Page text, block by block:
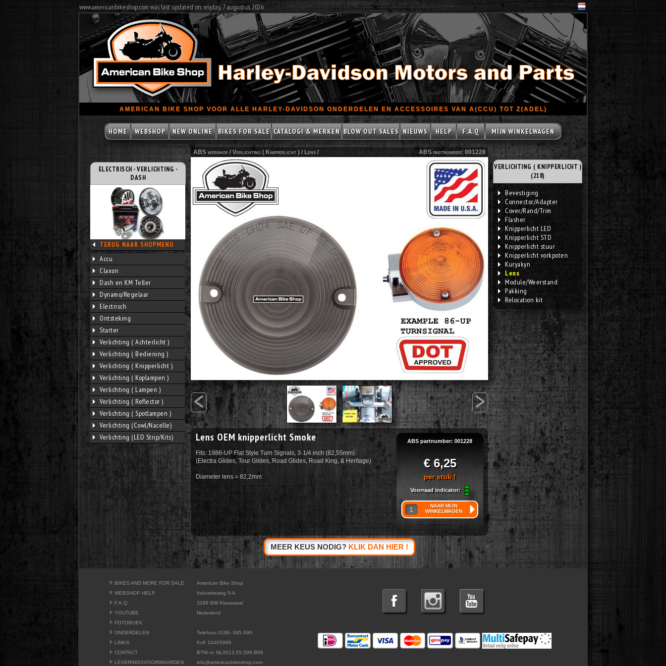
www.americanbikeshop.com was last updated on: vrijdag 7 augustus 2026
AMERICAN BIKE SHOP VOOR ALLE HARLEY-DAVIDSON ONDERDELEN EN ACCESSOIRES VAN A(CCU) TOT Z(ADEL)
HOME WEBSHOP NEW ONLINE BIKES FOR SALE CATALOGI & MERKEN BLOW OUT SALES NIEUWS HELP F.A.Q MIJN WINKELWAGEN
ELECTRISCH - VERLICHTING -
DASH
TERUG NAAR SHOPMENU
Accu
Claxon
Dash en KM Teller
Dynamo/Regelaar
Electrisch
Ontsteking
Starter
Verlichting ( Achterlicht )
Verlichting ( Bediening )
Verlichting ( Knipperlicht )
Verlichting ( Koplampen )
Verlichting ( Lampen )
Verlichting ( Reflector )
Verlichting ( Spotlampen )
Verlichting (Cowl/Nacelle)
Verlichting (LED Strip/Kits)
ABS webshop / Verlichting ( Knipperlicht ) / Lens / ABS partnumber: 001228
< >
Lens OEM knipperlicht Smoke
Fits: 1986-UP Flat Style Turn Signals, 3-1/4 inch (82,55mm).
(Electra Glides, Tour Glides, Road Glides, Road King, & Heritage)
Diameter lens = 82,2mm
ABS partnumber: 001228
€ 6,25
per stuk !
Voorraad indicator:
NAAR MIJN
WINKELWAGEN
MEER KEUS NODIG? KLIK DAN HIER !
VERLICHTING ( KNIPPERLICHT )
(218)
Bevestiging
Connector/Adapter
Cover/Rand/Trim
Flasher
Knipperlicht LED
Knipperlicht STD
Knipperlicht stuur
Knipperlicht vorkpoten
Kuryakyn
Lens
Module/Weerstand
Pakking
Relocation kit
BIKES AND MORE FOR SALE
WEBSHOP HELP
F.A.Q.
YOUTUBE
FOTOBOEK
ONDERDELEN
LINKS
CONTACT
LEVERINGSVOORWAARDEN
American Bike Shop
Industrieweg 5-A
3286 BW Klaaswaal
Nederland
Telefoon 0186- 685 690
KvK 24405999
BTW nr. NL0013.05.599.B68
info@americanbikeshop.com